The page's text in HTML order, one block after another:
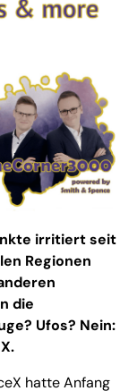
irritiert seit
Regionen
die
Ufos? Nein:
hatte Anfang